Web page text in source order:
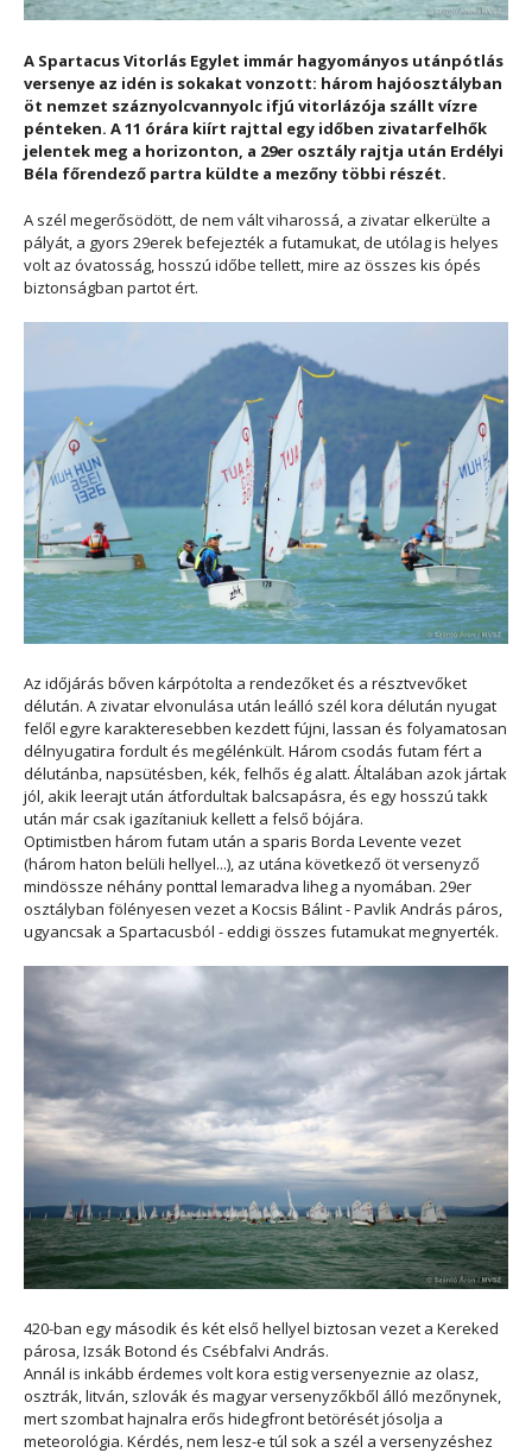
A Spartacus Vitorlás Egylet immár hagyományos utánpótlás
versenye az idén is sokakat vonzott: három hajóosztályban
öt nemzet száznyolcvannyolc ifjú vitorlázója szállt vízre
pénteken. A 11 órára kiírt rajttal egy időben zivatarfelhők
jelentek meg a horizonton, a 29er osztály rajtja után Erdélyi
Béla főrendező partra küldte a mezőny többi részét.
A szél megerősödött, de nem vált viharossá, a zivatar elkerülte a
pályát, a gyors 29erek befejezték a futamukat, de utólag is helyes
volt az óvatosság, hosszú időbe tellett, mire az összes kis ópés
biztonságban partot ért.
Az időjárás bőven kárpótolta a rendezőket és a résztvevőket
délután. A zivatar elvonulása után leálló szél kora délután nyugat
felől egyre karakteresebben kezdett fújni, lassan és folyamatosan
délnyugatira fordult és megélénkült. Három csodás futam fért a
délutánba, napsütésben, kék, felhős ég alatt. Általában azok jártak
jól, akik leerajt után átfordultak balcsapásra, és egy hosszú takk
után már csak igazítaniuk kellett a felső bójára.
Optimistben három futam után a sparis Borda Levente vezet
(három haton belüli hellyel...), az utána következő öt versenyző
mindössze néhány ponttal lemaradva liheg a nyomában. 29er
osztályban fölényesen vezet a Kocsis Bálint - Pavlik András páros,
ugyancsak a Spartacusból - eddigi összes futamukat megnyerték.
420-ban egy második és két első hellyel biztosan vezet a Kereked
párosa, Izsák Botond és Csébfalvi András.
Annál is inkább érdemes volt kora estig versenyeznie az olasz,
osztrák, litván, szlovák és magyar versenyzőkből álló mezőnynek,
mert szombat hajnalra erős hidegfront betörését jósolja a
meteorológia. Kérdés, nem lesz-e túl sok a szél a versenyzéshez